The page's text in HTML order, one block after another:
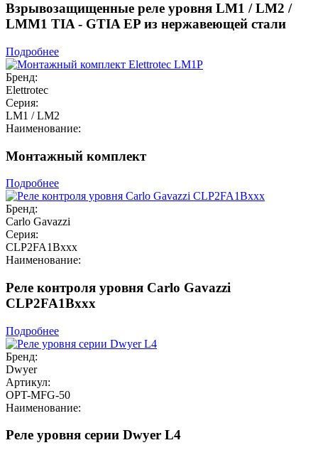
Взрывозащищенные реле уровня LM1 / LM2 /
LMM1 TIA - GTIA EP из нержавеющей стали
Подробнее
Бренд:
Elettrotec
Серия:
LM1 / LM2
Наименование:
Монтажный комплект
Подробнее
Бренд:
Carlo Gavazzi
Серия:
CLP2FA1Bxxx
Наименование:
Реле контроля уровня Carlo Gavazzi
CLP2FA1Bxxx
Подробнее
Бренд:
Dwyer
Артикул:
OPT-MFG-50
Наименование:
Реле уровня серии Dwyer L4